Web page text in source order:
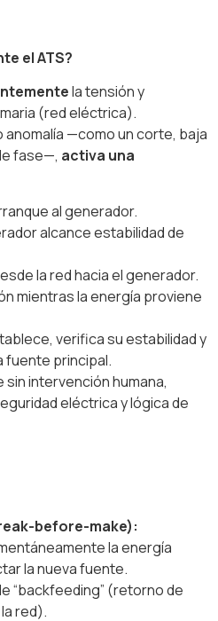
el ATS?
la tensión y
(red eléctrica).
anomalía —como un corte, baja
fase—, activa una
al generador.
alcance estabilidad de
la red hacia el generador.
mientras la energía proviene
verifica su estabilidad y
fuente principal.
intervención humana,
eléctrica y lógica de
before-make):
la energía
la nueva fuente.
“backfeeding” (retorno de
red).